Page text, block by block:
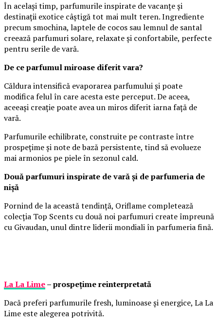
În același timp, parfumurile inspirate de vacanțe și
destinații exotice câștigă tot mai mult teren. Ingrediente
precum smochina, laptele de cocos sau lemnul de santal
creează parfumuri solare, relaxate și confortabile, perfecte
pentru serile de vară.
De ce parfumul miroase diferit vara?
Căldura intensifică evaporarea parfumului și poate
modifica felul în care acesta este perceput. De aceea,
aceeași creație poate avea un miros diferit iarna față de
vară.
Parfumurile echilibrate, construite pe contraste între
prospețime și note de bază persistente, tind să evolueze
mai armonios pe piele în sezonul cald.
Două parfumuri inspirate de vară și de parfumeria de
nișă
Pornind de la această tendință, Oriflame completează
colecția Top Scents cu două noi parfumuri create împreună
cu Givaudan, unul dintre liderii mondiali în parfumeria fină.
La La Lime– prospețime reinterpretată
Dacă preferi parfumurile fresh, luminoase și energice, La La
Lime este alegerea potrivită.